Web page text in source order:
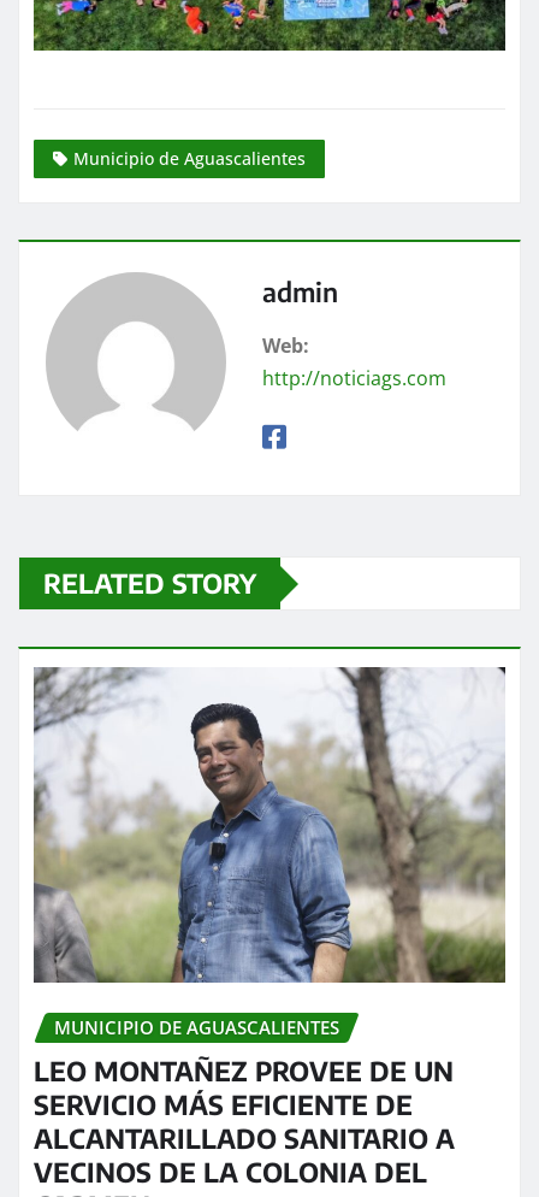
Municipio de Aguascalientes
admin
Web:
http://noticiags.com
RELATED STORY
MUNICIPIO DE AGUASCALIENTES
LEO MONTAÑEZ PROVEE DE UN
SERVICIO MÁS EFICIENTE DE
ALCANTARILLADO SANITARIO A
VECINOS DE LA COLONIA DEL